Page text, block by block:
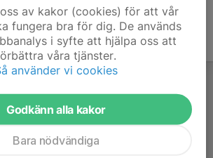
av kakor (cookies) för att vår
fungera bra för dig. De används
i syfte att hjälpa oss att
våra tjänster.
använder vi cookies
Godkänn alla kakor
Bara nödvändiga